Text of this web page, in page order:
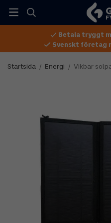
Betala tryggt
Svenskt företag
Startsida / Energi / Vikbar